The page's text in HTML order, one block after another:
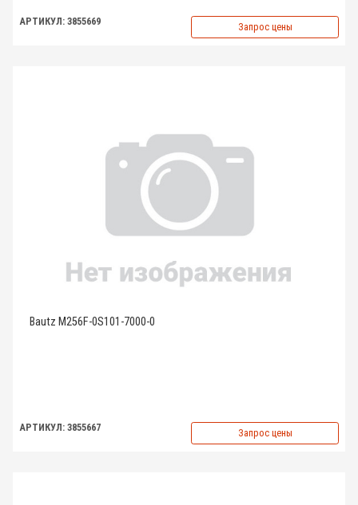
АРТИКУЛ: 3855669 Запрос цены
Bautz M256F-0S101-7000-0
АРТИКУЛ: 3855667 Запрос цены